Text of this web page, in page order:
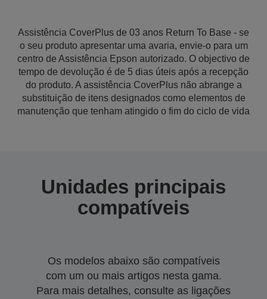
Assistência CoverPlus de 03 anos Return To Base - se
o seu produto apresentar uma avaria, envie-o para um
centro de Assistência Epson autorizado. O objectivo de
tempo de devolução é de 5 dias úteis após a recepção
do produto. A assistência CoverPlus não abrange a
substituição de itens designados como elementos de
manutenção que tenham atingido o fim do ciclo de vida
Unidades principais
compatíveis
Os modelos abaixo são compatíveis
com um ou mais artigos nesta gama.
Para mais detalhes, consulte as ligações